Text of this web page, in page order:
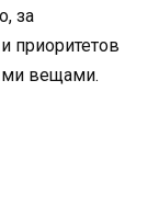
за
приоритетов
вещами.